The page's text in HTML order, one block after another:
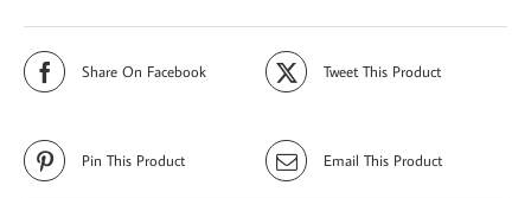
Share On Facebook Tweet This Product
Pin This Product Email This Product